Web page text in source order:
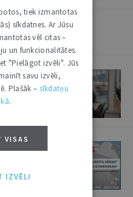
tiesībām
tiek izmantotas
sīkdatnes. Ar Jūsu
vēl citas –
un funkcionalitātes.
"Pielāgot izvēli". Jūs
savu izvēli,
Plašāk – sīkdatņu
.
VISAS
IZVĒLI